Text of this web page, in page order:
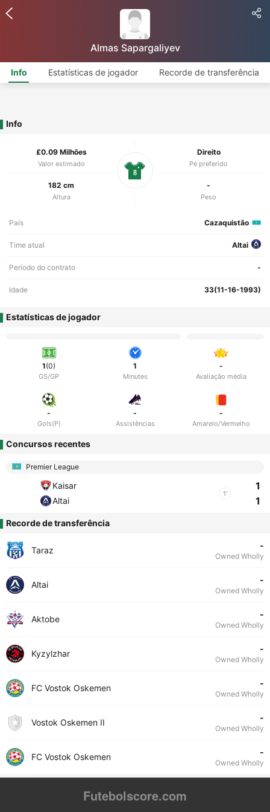
Almas Sapargaliyev
Info Estatísticas de jogador Recorde de transferência
Info
£0.09 Milhões
Valor estimado
Direito
Pé preferido
182 cm
Altura
-
Peso
8
País Cazaquistão
Time atual Altai
Período do contrato -
Idade 33(11-16-1993)
Estatísticas de jogador
1(0)
GS/GP
1
Minutes
-
Avaliação média
-
Gols(P)
-
Assistências
-
Amarelo/Vermelho
Concursos recentes
Premier League
Kaisar
Altai
1'
1
1
Recorde de transferência
Taraz -
Owned Wholly
Altai -
Owned Wholly
Aktobe -
Owned Wholly
Kyzylzhar -
Owned Wholly
FC Vostok Oskemen -
Owned Wholly
Vostok Oskemen II -
Owned Wholly
FC Vostok Oskemen -
Owned Wholly
Futebolscore.com